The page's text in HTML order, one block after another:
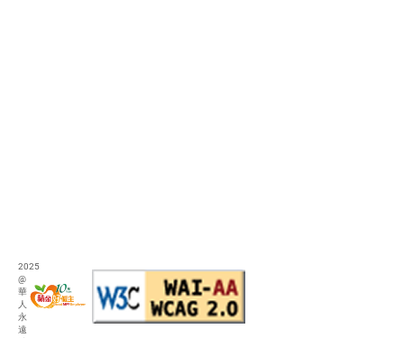
2025
@
華
人
永
遠